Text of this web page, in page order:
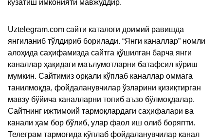
кузатиш имконияти мавжуддир.
Uztelegram.com сайти каталоги доимий равишда
янгиланиб тўлдириб борилади. “Янги каналлар” номли
алоҳида саҳифамизда сайтга қўшилган барча янги
каналлар ҳақидаги маълумотларни батафсил кўриш
мумкин. Сайтимиз орқали кўплаб каналлар оммага
танилмоқда, фойдаланувчилар ўзларини қизиқтирган
мавзу бўйича каналларни топиб аъзо бўлмоқдалар.
Сайтнинг ижтимоий тармоқлардаги саҳифалари ва
канали ҳам бор бўлиб, улар фаол иш олиб боряпти.
Телеграм тармоғида кўплаб фойдаланувчилар канал